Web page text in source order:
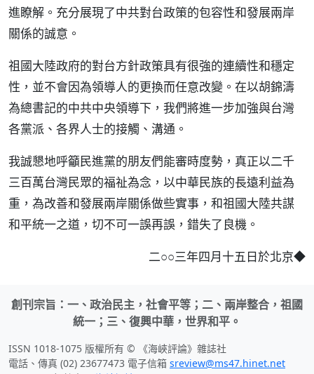
進瞭解。充分展現了中共對台政策的包容性和發展兩岸
關係的誠意。
祖國大陸政府的對台方針政策具有很強的連續性和穩定
性，並不會因為領導人的更換而任意改變。在以胡錦濤
為總書記的中共中央領導下，我們將進一步加強與台灣
各黨派、各界人士的接觸、溝通。
我誠懇地呼籲民進黨的朋友們能審時度勢，真正以二千
三百萬台灣民眾的福祉為念，以中華民族的長遠利益為
重，為改善和發展兩岸關係做些實事，和祖國大陸共謀
和平統一之道，切不可一誤再誤，錯失了良機。
二○○三年四月十五日於北京◆
創刊宗旨：一、政治民主，社會平等；二、兩岸整合，祖國
統一；三、復興中華，世界和平。
ISSN 1018-1075 版權所有 © 《海峽評論》雜誌社
電話、傳真 (02) 23677473 電子信箱 sreview@ms47.hinet.net